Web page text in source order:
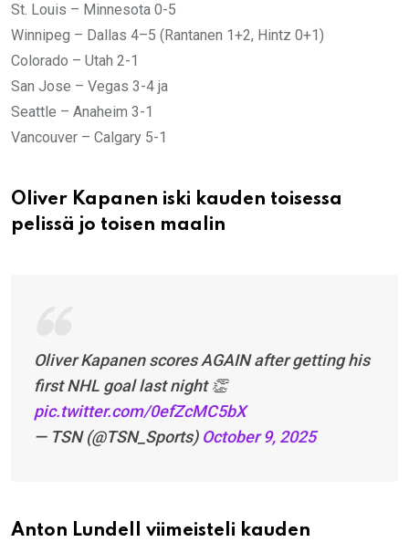
St. Louis – Minnesota 0-5
Winnipeg – Dallas 4–5 (Rantanen 1+2, Hintz 0+1)
Colorado – Utah 2-1
San Jose – Vegas 3-4 ja
Seattle – Anaheim 3-1
Vancouver – Calgary 5-1
Oliver Kapanen iski kauden toisessa
pelissä jo toisen maalin
Oliver Kapanen scores AGAIN after getting his
first NHL goal last night 👏
pic.twitter.com/0efZcMC5bX
— TSN (@TSN_Sports) October 9, 2025
Anton Lundell viimeisteli kauden